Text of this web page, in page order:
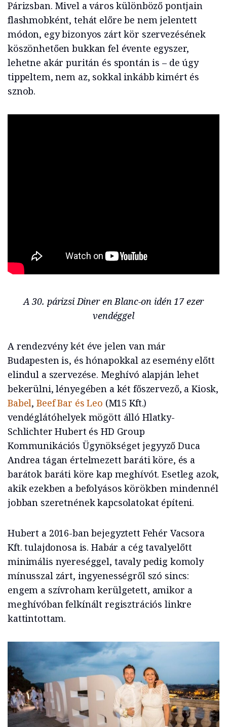
Párizsban. Mivel a város különböző pontjain
flashmobként, tehát előre be nem jelentett
módon, egy bizonyos zárt kör szervezésének
köszönhetően bukkan fel évente egyszer,
lehetne akár puritán és spontán is – de úgy
tippeltem, nem az, sokkal inkább kimért és
sznob.
A 30. párizsi Diner en Blanc-on idén 17 ezer
vendéggel
A rendezvény két éve jelen van már
Budapesten is, és hónapokkal az esemény előtt
elindul a szervezése. Meghívó alapján lehet
bekerülni, lényegében a két főszervező, a Kiosk,
Babel, Beef Bar és Leo (M15 Kft.)
vendéglátóhelyek mögött álló Hlatky-
Schlichter Hubert és HD Group
Kommunikációs Ügynökséget jegyyző Duca
Andrea tágan értelmezett baráti köre, és a
barátok baráti köre kap meghívót. Esetleg azok,
akik ezekben a befolyásos körökben mindennél
jobban szeretnének kapcsolatokat építeni.
Hubert a 2016-ban bejegyztett Fehér Vacsora
Kft. tulajdonosa is. Habár a cég tavalyelőtt
minimális nyereséggel, tavaly pedig komoly
mínusszal zárt, ingyenességről szó sincs:
engem a szívroham kerülgetett, amikor a
meghívóban felkínált regisztrációs linkre
kattintottam.